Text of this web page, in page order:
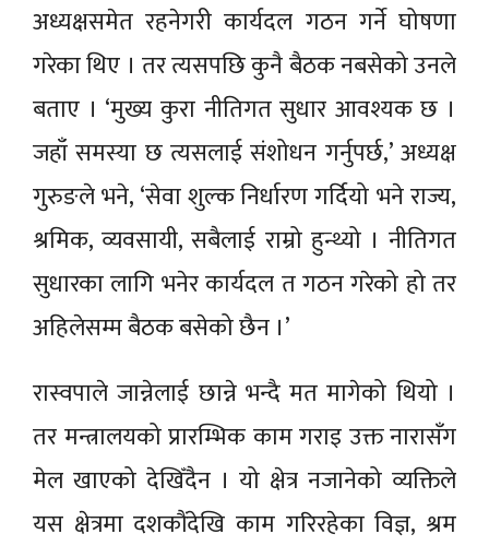
अध्यक्षसमेत रहनेगरी कार्यदल गठन गर्ने घोषणा
गरेका थिए । तर त्यसपछि कुनै बैठक नबसेको उनले
बताए । ‘मुख्य कुरा नीतिगत सुधार आवश्यक छ ।
जहाँ समस्या छ त्यसलाई संशोधन गर्नुपर्छ,’ अध्यक्ष
गुरुङले भने, ‘सेवा शुल्क निर्धारण गर्दियो भने राज्य,
श्रमिक, व्यवसायी, सबैलाई राम्रो हुन्थ्यो । नीतिगत
सुधारका लागि भनेर कार्यदल त गठन गरेको हो तर
अहिलेसम्म बैठक बसेको छैन ।’
रास्वपाले जान्नेलाई छान्ने भन्दै मत मागेको थियो ।
तर मन्त्रालयको प्रारम्भिक काम गराइ उक्त नारासँग
मेल खाएको देखिँदैन । यो क्षेत्र नजानेको व्यक्तिले
यस क्षेत्रमा दशकौंदेखि काम गरिरहेका विज्ञ, श्रम